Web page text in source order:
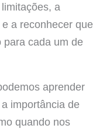
a
a reconhecer que
para cada um de
aprender
importância de
quando nos